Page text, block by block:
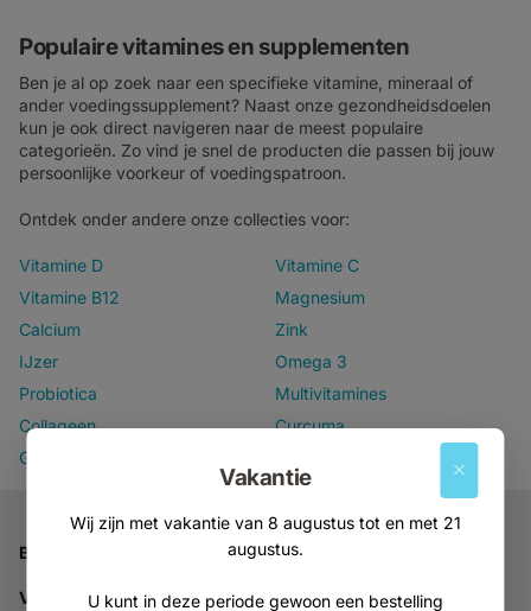
Vakantie
Wij zijn met vakantie van 8 augustus tot en met 21
augustus.
U kunt in deze periode gewoon een bestelling
Populaire vitamines en supplementen
Ben je al op zoek naar een specifieke vitamine, mineraal of
ander voedingssupplement? Naast onze gezondheidsdoelen
kun je ook direct navigeren naar de meest populaire
categorieën. Zo vind je snel de producten die passen bij jouw
persoonlijke voorkeur of voedingspatroon.
Ontdek onder andere onze collecties voor:
Vitamine D
Vitamine C
Vitamine B12
Magnesium
Calcium
Zink
IJzer
Omega 3
Probiotica
Multivitamines
Collageen
Curcuma
Groenlipmossel
Bedrijfsgegevens
Vitabron